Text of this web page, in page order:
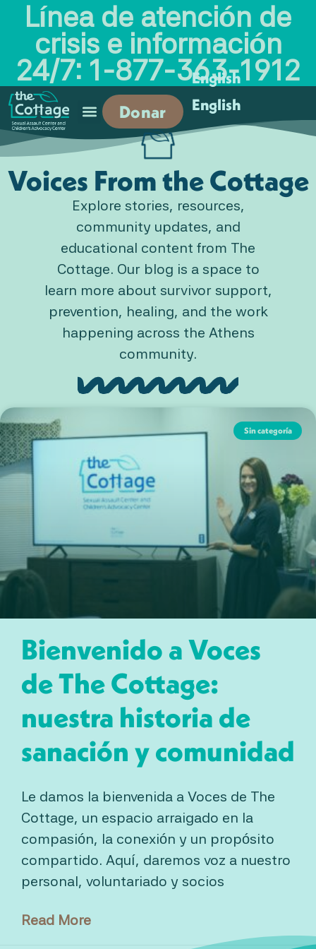
Línea de atención de
crisis e información
24/7: 1-877-363-1912
Donar English
English
Voices From the Cottage
Explore stories, resources,
community updates, and
educational content from The
Cottage. Our blog is a space to
learn more about survivor support,
prevention, healing, and the work
happening across the Athens
community.
Sin categoría
Bienvenido a Voces
de The Cottage:
nuestra historia de
sanación y comunidad
Le damos la bienvenida a Voces de The
Cottage, un espacio arraigado en la
compasión, la conexión y un propósito
compartido. Aquí, daremos voz a nuestro
personal, voluntariado y socios
Read More